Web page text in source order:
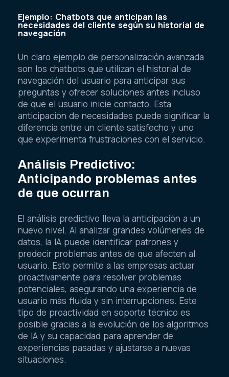
Ejemplo: Chatbots que anticipan las
necesidades del cliente según su historial de
navegación
Un claro ejemplo de personalización avanzada
son los chatbots que utilizan el historial de
navegación del usuario para anticipar sus
preguntas y ofrecer soluciones antes incluso
de que el usuario inicie contacto. Esta
anticipación de necesidades puede significar la
diferencia entre un cliente satisfecho y uno
que experimenta frustraciones con el servicio.
Análisis Predictivo:
Anticipando problemas antes
de que ocurran
El análisis predictivo lleva la anticipación a un
nuevo nivel. Al analizar grandes volúmenes de
datos, la IA puede identificar patrones y
predecir problemas antes de que afecten al
usuario. Esto permite a las empresas actuar
proactivamente para resolver problemas
potenciales, asegurando una experiencia de
usuario más fluida y sin interrupciones. Este
tipo de proactividad en soporte técnico es
posible gracias a la evolución de los algoritmos
de IA y su capacidad para aprender de
experiencias pasadas y ajustarse a nuevas
situaciones.